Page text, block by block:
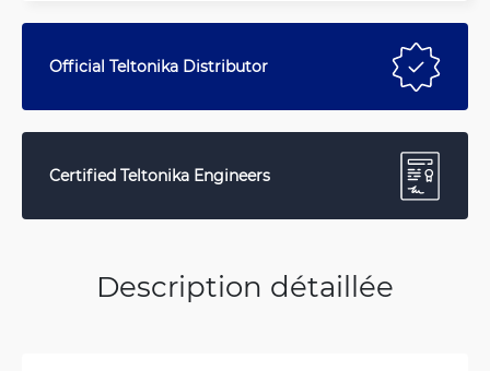
Official Teltonika Distributor
Certified Teltonika Engineers
Description détaillée